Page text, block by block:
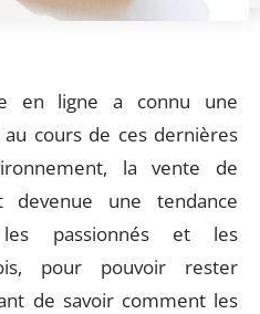
en ligne a connu une
au cours de ces dernières
la vente de
une tendance
les passionnés et les
pour pouvoir rester
de savoir comment les